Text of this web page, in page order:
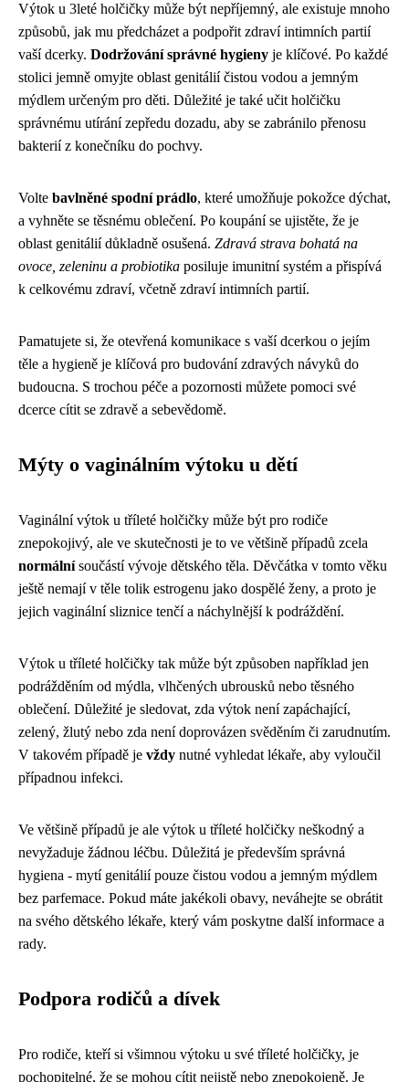
Výtok u 3leté holčičky může být nepříjemný, ale existuje mnoho
způsobů, jak mu předcházet a podpořit zdraví intimních partií
vaší dcerky. Dodržování správné hygieny je klíčové. Po každé
stolici jemně omyjte oblast genitálií čistou vodou a jemným
mýdlem určeným pro děti. Důležité je také učit holčičku
správnému utírání zepředu dozadu, aby se zabránilo přenosu
bakterií z konečníku do pochvy.
Volte bavlněné spodní prádlo, které umožňuje pokožce dýchat,
a vyhněte se těsnému oblečení. Po koupání se ujistěte, že je
oblast genitálií důkladně osušená. Zdravá strava bohatá na
ovoce, zeleninu a probiotika posiluje imunitní systém a přispívá
k celkovému zdraví, včetně zdraví intimních partií.
Pamatujete si, že otevřená komunikace s vaší dcerkou o jejím
těle a hygieně je klíčová pro budování zdravých návyků do
budoucna. S trochou péče a pozornosti můžete pomoci své
dcerce cítit se zdravě a sebevědomě.
Mýty o vaginálním výtoku u dětí
Vaginální výtok u tříleté holčičky může být pro rodiče
znepokojivý, ale ve skutečnosti je to ve většině případů zcela
normálnísoučástí vývoje dětského těla. Děvčátka v tomto věku
ještě nemají v těle tolik estrogenu jako dospělé ženy, a proto je
jejich vaginální sliznice tenčí a náchylnější k podráždění.
Výtok u tříleté holčičky tak může být způsoben například jen
podrážděním od mýdla, vlhčených ubrousků nebo těsného
oblečení. Důležité je sledovat, zda výtok není zapáchající,
zelený, žlutý nebo zda není doprovázen svěděním či zarudnutím.
V takovém případě je vždy nutné vyhledat lékaře, aby vyloučil
případnou infekci.
Ve většině případů je ale výtok u tříleté holčičky neškodný a
nevyžaduje žádnou léčbu. Důležitá je především správná
hygiena - mytí genitálií pouze čistou vodou a jemným mýdlem
bez parfemace. Pokud máte jakékoli obavy, neváhejte se obrátit
na svého dětského lékaře, který vám poskytne další informace a
rady.
Podpora rodičů a dívek
Pro rodiče, kteří si všimnou výtoku u své tříleté holčičky, je
pochopitelné, že se mohou cítit nejistě nebo znepokojeně. Je